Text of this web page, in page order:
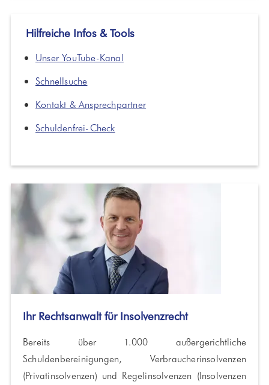
Hilfreiche Infos & Tools
Unser YouTube-Kanal
Schnellsuche
Kontakt & Ansprechpartner
Schuldenfrei-Check
Ihr Rechtsanwalt für Insolvenzrecht
Bereits über 1.000 außergerichtliche
Schuldenbereinigungen, Verbraucherinsolvenzen
(Privatinsolvenzen) und Regelinsolvenzen (Insolvenzen